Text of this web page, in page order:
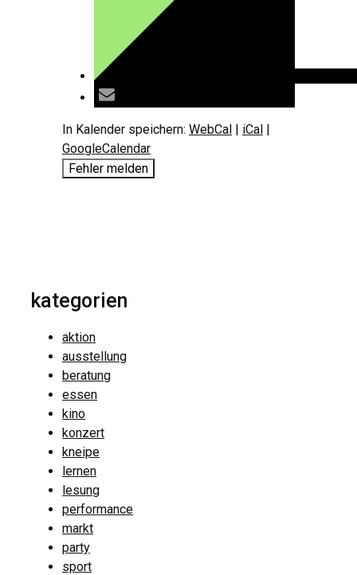
In Kalender speichern: WebCal | iCal |
GoogleCalendar
Fehler melden
kategorien
aktion
ausstellung
beratung
essen
kino
konzert
kneipe
lernen
lesung
performance
markt
party
sport